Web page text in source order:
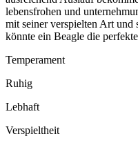
lebensfrohen und
mit seiner verspielten Art und
könnte ein Beagle die
Temperament
Ruhig
Lebhaft
Verspieltheit